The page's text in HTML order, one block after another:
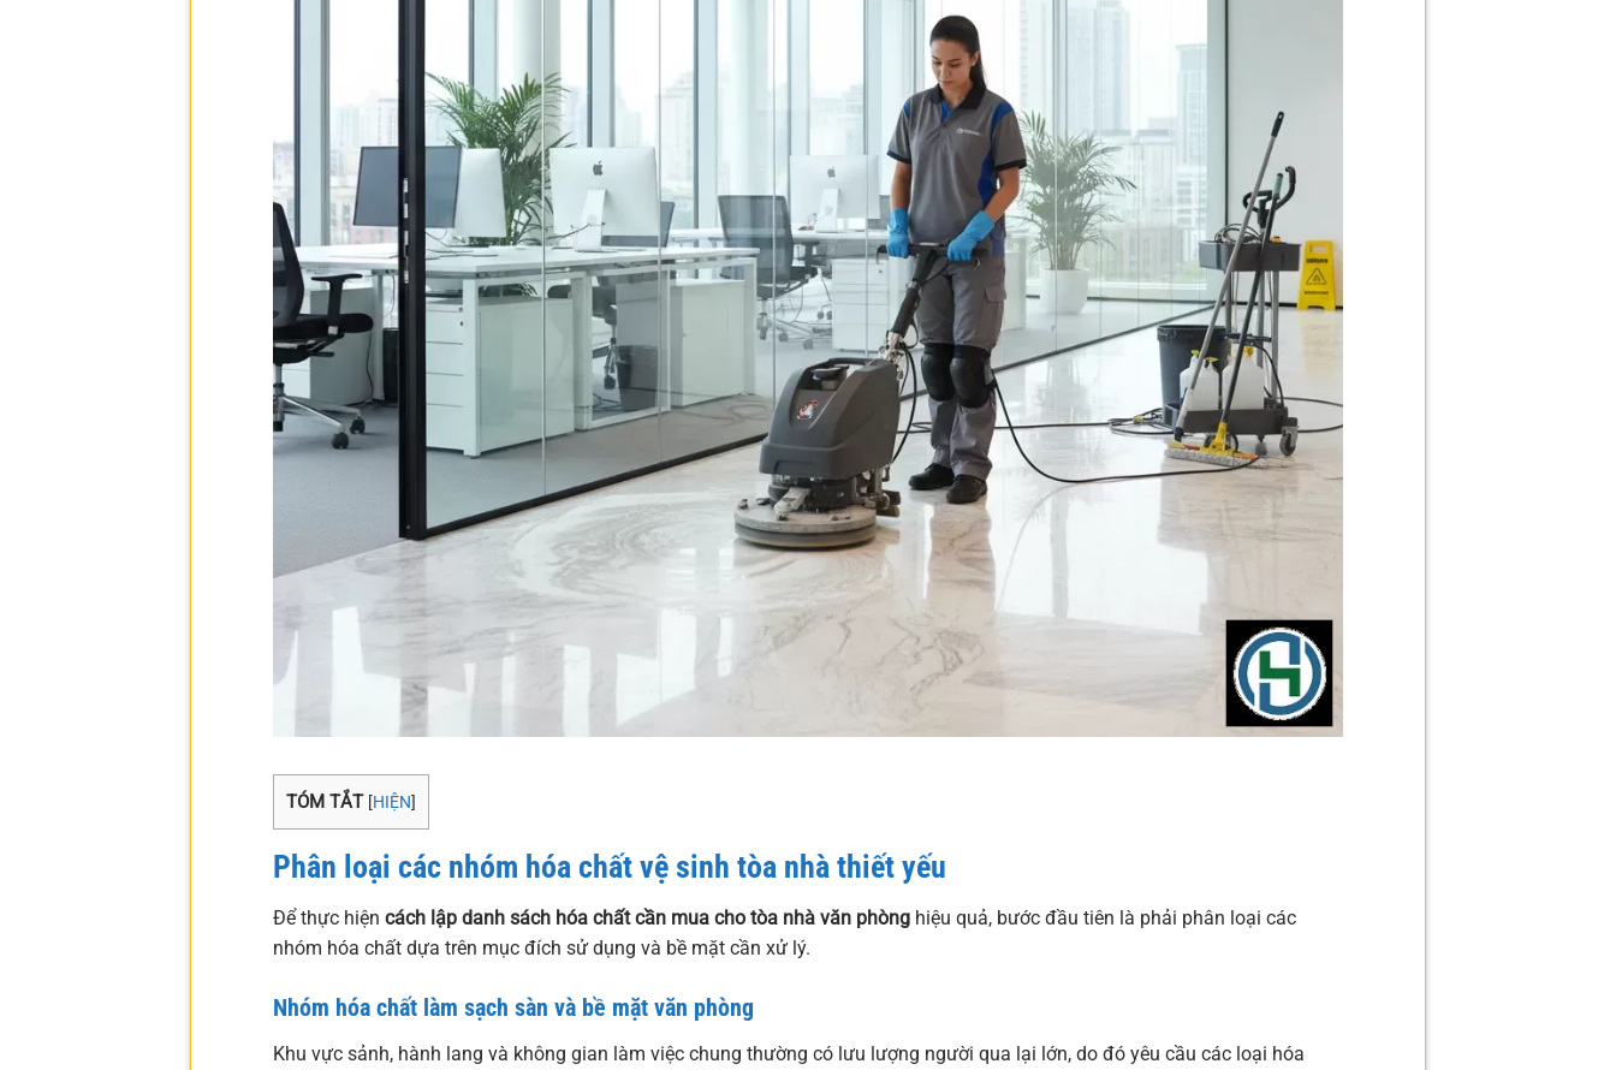
TÓM TẮT [HIỆN]
Phân loại các nhóm hóa chất vệ sinh tòa nhà thiết yếu
Để thực hiện cách lập danh sách hóa chất cần mua cho tòa nhà văn phònghiệu quả, bước đầu tiên là phải phân loại các
nhóm hóa chất dựa trên mục đích sử dụng và bề mặt cần xử lý.
Nhóm hóa chất làm sạch sàn và bề mặt văn phòng
Khu vực sảnh, hành lang và không gian làm việc chung thường có lưu lượng người qua lại lớn, do đó yêu cầu các loại hóa